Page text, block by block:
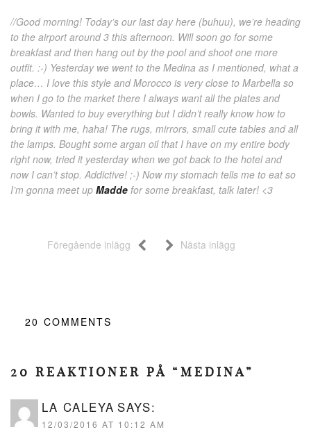
//Good morning! Today’s our last day here (buhuu), we’re heading
to the airport around 3 this afternoon. Will soon go for some
breakfast and then hang out by the pool and shoot one more
outfit. :-) Yesterday we went to the Medina as I mentioned, what a
place… I love this style and Morocco is very close to Marbella so
when I go to the market there I always want all the plates and
bowls. Wanted to buy everything but I didn’t really know how to
bring it with me, haha! The rugs, mirrors, small cute tables and all
the lamps. Bought some argan oil that I have on my entire body
right now, tried it yesterday when we got back to the hotel and
now I can’t stop. Addictive! ;-) Now my stomach tells me to eat so
I’m gonna meet up Madde for some breakfast, talk later! <3
Föregående inlägg Nästa inlägg
20 COMMENTS
20 REAKTIONER PÅ “MEDINA”
LA CALEYA SAYS:
12/03/2016 AT 10:12 AM